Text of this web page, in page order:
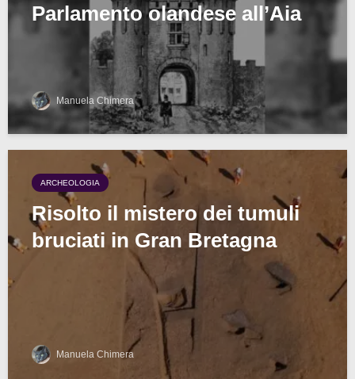
Parlamento olandese all’Aia
Manuela Chimera
ARCHEOLOGIA
Risolto il mistero dei tumuli
bruciati in Gran Bretagna
Manuela Chimera